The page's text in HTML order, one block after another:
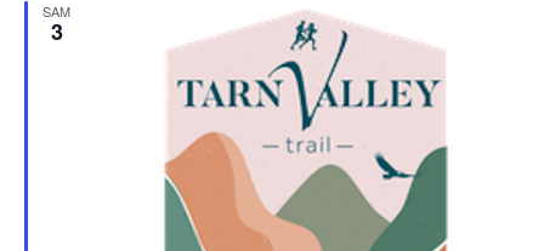
SAM
3